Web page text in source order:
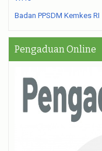
Badan PPSDM Kemkes RI
Pengaduan Online